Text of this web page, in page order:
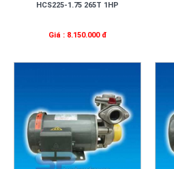
HCS225-1.75 265T 1HP
Giá : 8.150.000 đ